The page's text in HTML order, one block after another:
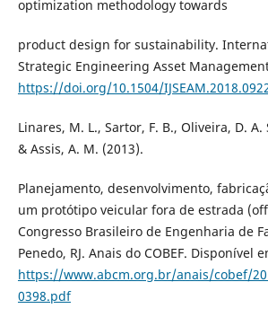
optimization methodology towards
product design for sustainability.
Strategic Engineering Asset
https://doi.org/10.1504/
Linares, M. L., Sartor, F. B., Oliveira, D. A.
& Assis, A. M. (2013).
Planejamento, desenvolvimento,
um protótipo veicular fora de estrada
Congresso Brasileiro de Engenharia de
Penedo, RJ. Anais do COBEF. Disponível
https://www.abcm.org.br/anais/cobef/
0398.pdf